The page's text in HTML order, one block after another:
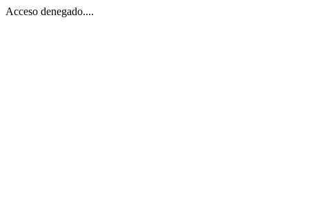
Acceso denegado....